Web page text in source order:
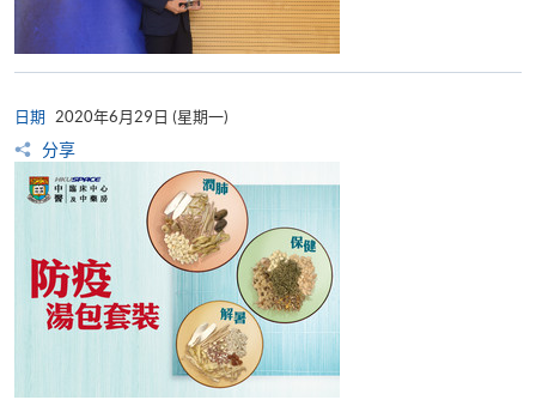
日期 2020年6月29日 (星期一)
分享